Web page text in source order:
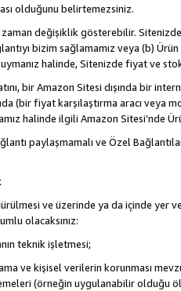
olduğunu belirtemezsiniz.
zaman değişiklik gösterebilir.
bizim sağlamamız veya (b)
halinde, Sitenizde fiyat ve
bir Amazon Sitesi dışında bir
(bir fiyat karşılaştırma aracı veya
halinde ilgili Amazon Sitesi’nde
paylaşmamalı ve Özel
ve üzerinde ya da içinde yer
olacaksınız:
teknik işletmesi;
ve kişisel verilerin korunması
(örneğin uygulanabilir olduğu